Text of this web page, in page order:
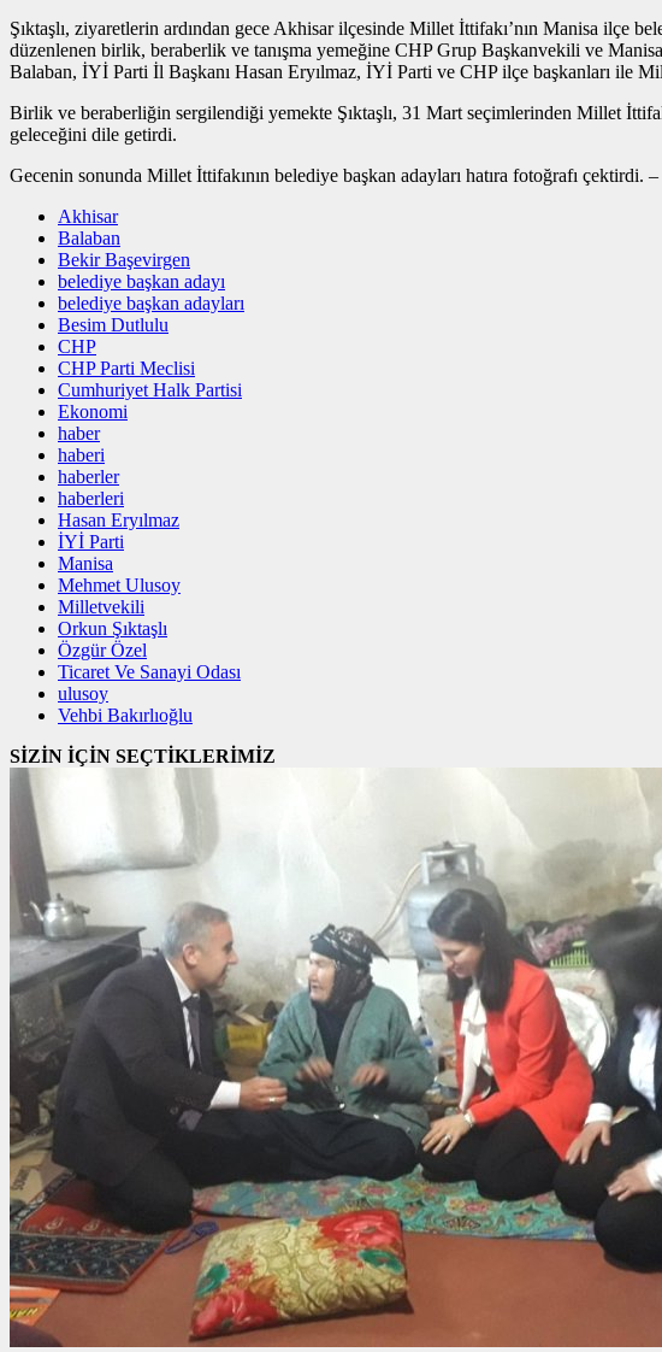
Şıktaşlı, ziyaretlerin ardından gece Akhisar ilçesinde Millet İttifakı’nın Manisa ilçe
düzenlenen birlik, beraberlik ve tanışma yemeğine CHP Grup Başkanvekili ve
Balaban, İYİ Parti İl Başkanı Hasan Eryılmaz, İYİ Parti ve CHP ilçe başkanları ile
Birlik ve beraberliğin sergilendiği yemekte Şıktaşlı, 31 Mart seçimlerinden Millet
geleceğini dile getirdi.
Gecenin sonunda Millet İttifakının belediye başkan adayları hatıra fotoğrafı çektirdi.
Akhisar
Balaban
Bekir Başevirgen
belediye başkan adayı
belediye başkan adayları
Besim Dutlulu
CHP
CHP Parti Meclisi
Cumhuriyet Halk Partisi
Ekonomi
haber
haberi
haberler
haberleri
Hasan Eryılmaz
İYİ Parti
Manisa
Mehmet Ulusoy
Milletvekili
Orkun Şıktaşlı
Özgür Özel
Ticaret Ve Sanayi Odası
ulusoy
Vehbi Bakırlıoğlu
SİZİN İÇİN SEÇTİKLERİMİZ